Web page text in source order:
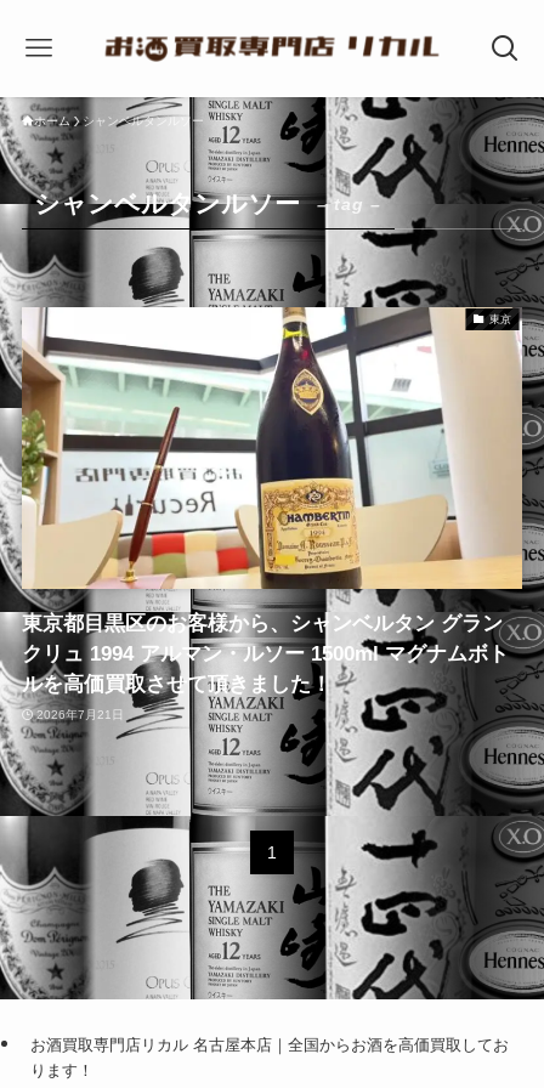
ホーム シャンベルタンルソー
シャンベルタンルソー – tag –
東京
東京都目黒区のお客様から、シャンベルタン グラン
クリュ 1994 アルマン・ルソー 1500ml マグナムボト
ルを高価買取させて頂きました！
2026年7月21日
1
お酒買取専門店リカル 名古屋本店｜全国からお酒を高価買取してお
ります！